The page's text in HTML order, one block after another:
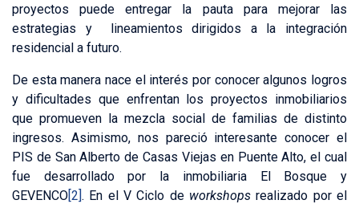
proyectos puede entregar la pauta para mejorar las
estrategias y lineamientos dirigidos a la integración
residencial a futuro.
De esta manera nace el interés por conocer algunos logros
y dificultades que enfrentan los proyectos inmobiliarios
que promueven la mezcla social de familias de distinto
ingresos. Asimismo, nos pareció interesante conocer el
PIS de San Alberto de Casas Viejas en Puente Alto, el cual
fue desarrollado por la inmobiliaria El Bosque y
GEVENCO[2]. En el V Ciclo de workshopsrealizado por el